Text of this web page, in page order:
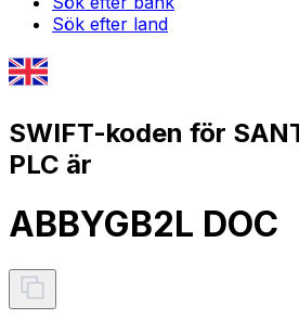
Sök efter land
SWIFT-koden för
PLC är
ABBYGB2L DOC